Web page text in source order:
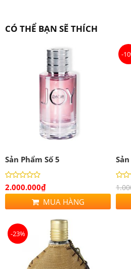
CÓ THỂ BẠN SẼ THÍCH
Sản Phẩm Số 5
2.000.000₫
MUA HÀNG
-
-23%